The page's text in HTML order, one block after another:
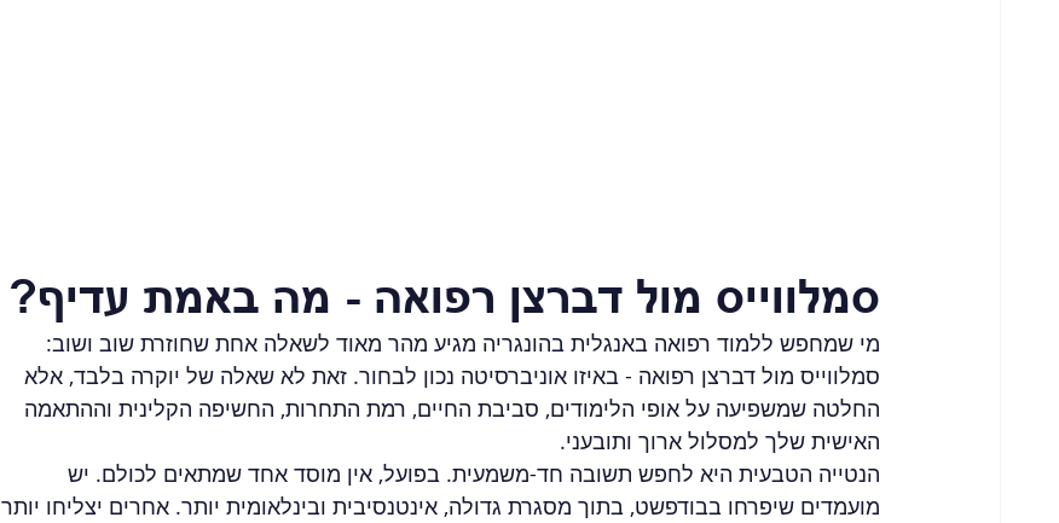
סמלווייס מול דברצן רפואה - מה באמת עדיף?
מי שמחפש ללמוד רפואה באנגלית בהונגריה מגיע מהר מאוד לשאלה אחת שחוזרת שוב ושוב:
סמלווייס מול דברצן רפואה - באיזו אוניברסיטה נכון לבחור. זאת לא שאלה של יוקרה בלבד, אלא
החלטה שמשפיעה על אופי הלימודים, סביבת החיים, רמת התחרות, החשיפה הקלינית וההתאמה
האישית שלך למסלול ארוך ותובעני.
הנטייה הטבעית היא לחפש תשובה חד-משמעית. בפועל, אין מוסד אחד שמתאים לכולם. יש
מועמדים שיפרחו בבודפשט, בתוך מסגרת גדולה, אינטנסיבית ובינלאומית יותר. אחרים יצליחו יותר